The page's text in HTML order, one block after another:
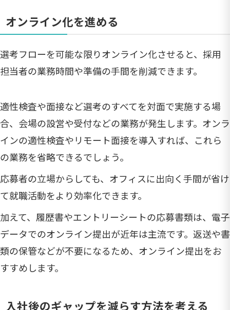
オンライン化を進める
選考フローを可能な限りオンライン化させると、採用
担当者の業務時間や準備の手間を削減できます。
適性検査や面接など選考のすべてを対面で実施する場
合、会場の設営や受付などの業務が発生します。オンラ
インの適性検査やリモート面接を導入すれば、これら
の業務を省略できるでしょう。
応募者の立場からしても、オフィスに出向く手間が省け
て就職活動をより効率化できます。
加えて、履歴書やエントリーシートの応募書類は、電子
データでのオンライン提出が近年は主流です。返送や書
類の保管などが不要になるため、オンライン提出をお
すすめします。
入社後のギャップを減らす方法を考える